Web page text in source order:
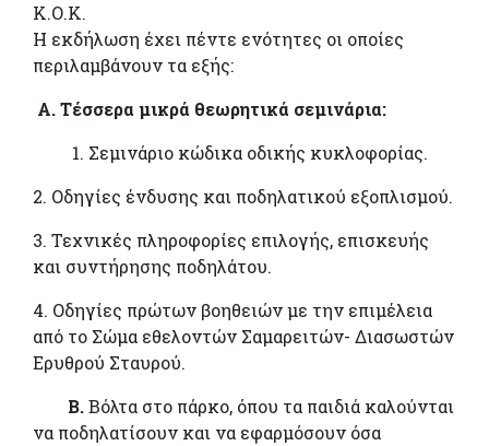
Κ.Ο.Κ.
Η εκδήλωση έχει πέντε ενότητες οι οποίες
περιλαμβάνουν τα εξής:
Α. Τέσσερα μικρά θεωρητικά σεμινάρια:
1. Σεμινάριο κώδικα οδικής κυκλοφορίας.
2. Οδηγίες ένδυσης και ποδηλατικού εξοπλισμού.
3. Τεχνικές πληροφορίες επιλογής, επισκευής
και συντήρησης ποδηλάτου.
4. Οδηγίες πρώτων βοηθειών με την επιμέλεια
από το Σώμα εθελοντών Σαμαρειτών- Διασωστών
Ερυθρού Σταυρού.
Β.Βόλτα στο πάρκο, όπου τα παιδιά καλούνται
να ποδηλατίσουν και να εφαρμόσουν όσα